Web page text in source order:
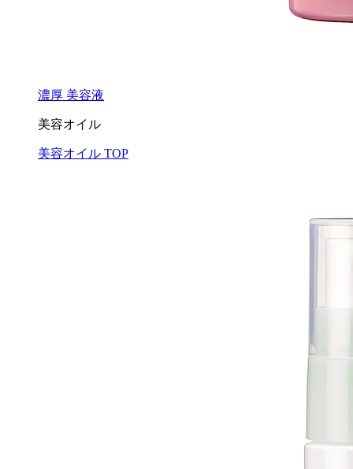
濃厚 美容液
美容オイル
美容オイル TOP